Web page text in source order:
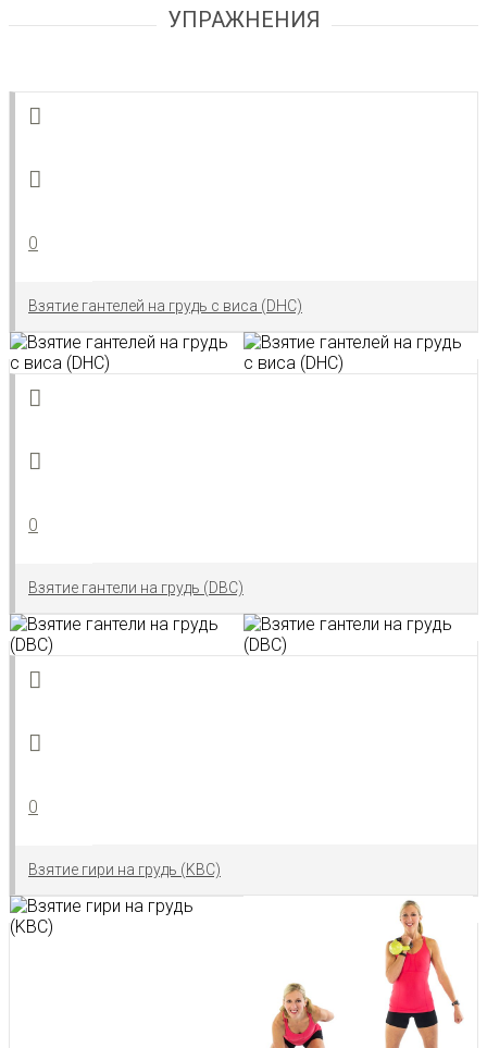
УПРАЖНЕНИЯ
0
Взятие гантелей на грудь с виса (DHC)
0
Взятие гантели на грудь (DBC)
0
Взятие гири на грудь (KBC)